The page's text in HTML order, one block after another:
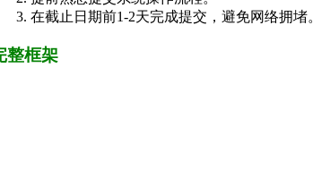
3. 在截止日期前1-2天完成提交，避免网络拥堵。
整框架